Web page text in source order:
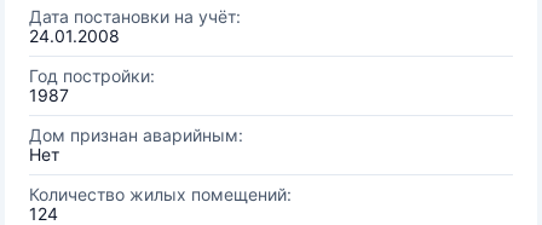
Дата постановки на учёт:
24.01.2008
Год постройки:
1987
Дом признан аварийным:
Нет
Количество жилых помещений:
124